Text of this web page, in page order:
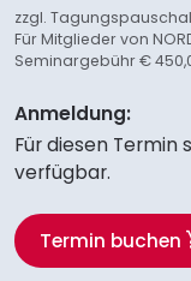
zzgl.
Für Mitglieder von
Seminargebühr €
Anmeldung:
Für diesen Termin
verfügbar.
Termin buchen